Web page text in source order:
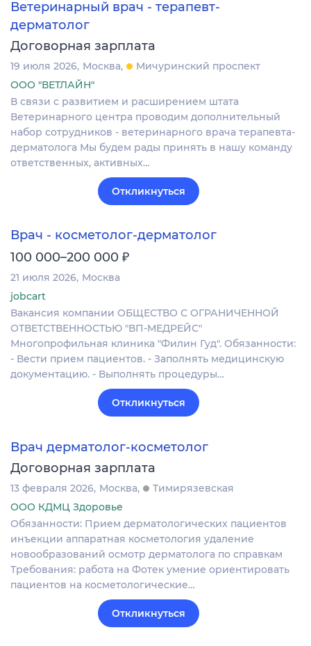
Ветеринарный врач - терапевт-
дерматолог
Договорная зарплата
19 июля 2026 Москва
Мичуринский проспект
ООО "ВЕТЛАЙН"
В связи с развитием и расширением штата
Ветеринарного центра проводим дополнительный
набор сотрудников - ветеринарного врача терапевта-
дерматолога Мы будем рады принять в нашу команду
ответственных, активных…
Откликнуться
Врач - косметолог-дерматолог
100 000–200 000 ₽
21 июля 2026 Москва
jobcart
Вакансия компании ОБЩЕСТВО С ОГРАНИЧЕННОЙ
ОТВЕТСТВЕННОСТЬЮ "ВП-МЕДРЕЙС"
Многопрофильная клиника "Филин Гуд". Обязанности:
- Вести прием пациентов. - Заполнять медицинскую
документацию. - Выполнять процедуры…
Откликнуться
Врач дерматолог-косметолог
Договорная зарплата
13 февраля 2026 Москва
Тимирязевская
ООО КДМЦ Здоровье
Обязанности: Прием дерматологических пациентов
инъекции аппаратная косметология удаление
новообразований осмотр дерматолога по справкам
Требования: работа на Фотек умение ориентировать
пациентов на косметологические…
Откликнуться